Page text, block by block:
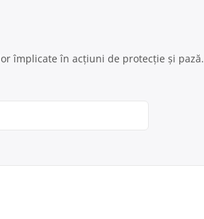
împlicate în acțiuni de protecție și pază.